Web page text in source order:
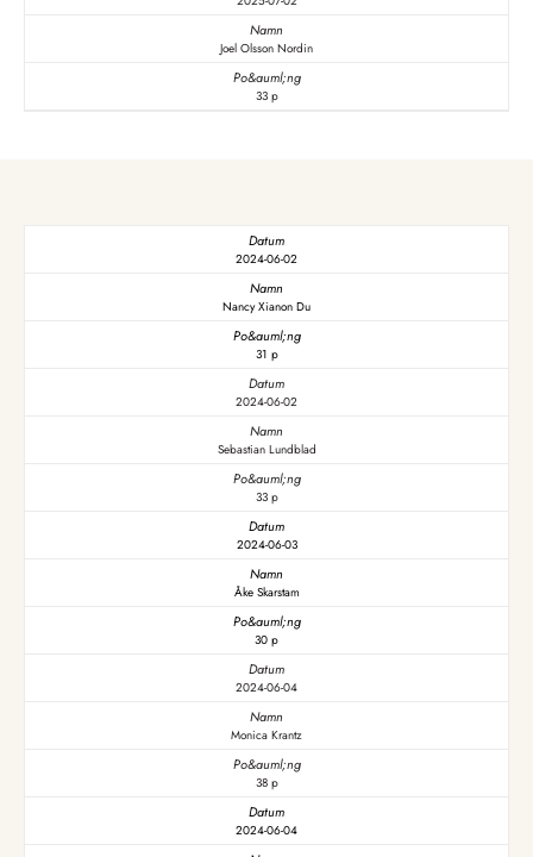
Joel Olsson Nordin
33 p
2024-06-02
Nancy Xianon Du
31 p
2024-06-02
Sebastian Lundblad
33 p
2024-06-03
Åke Skarstam
30 p
2024-06-04
Monica Krantz
38 p
2024-06-04